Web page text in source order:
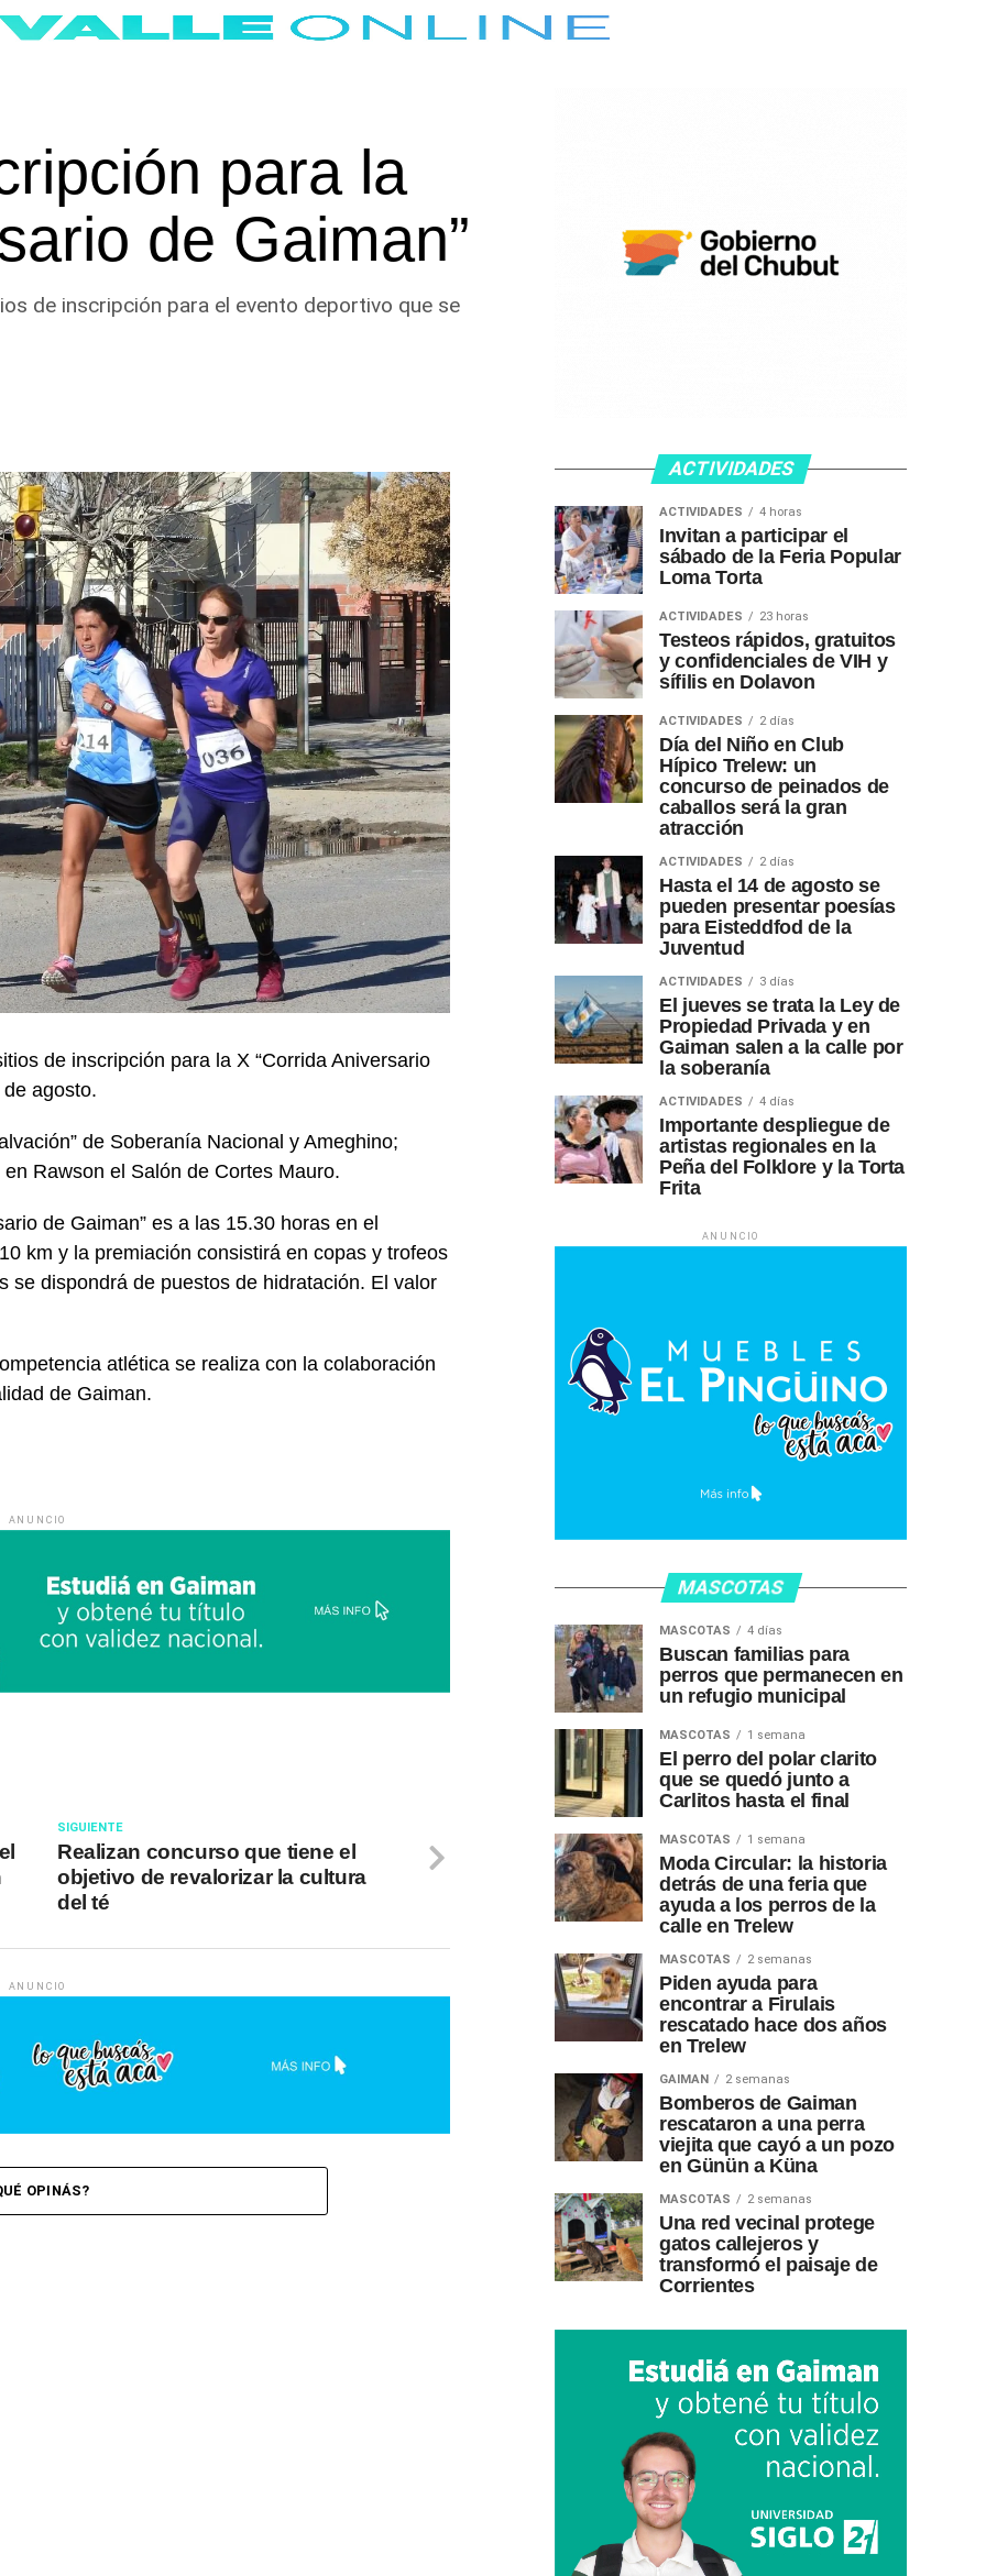
para la
de Gaiman”
de inscripción para el evento deportivo que se
de inscripción para la X “Corrida Aniversario
agosto.
de Soberanía Nacional y Ameghino;
Rawson el Salón de Cortes Mauro.
de Gaiman” es a las 15.30 horas en el
km y la premiación consistirá en copas y trofeos
se dispondrá de puestos de hidratación. El valor
atlética se realiza con la colaboración
de Gaiman.
ANUNCIO
SIGUIENTE
Realizan concurso que tiene el
objetivo de revalorizar la cultura
del té
ANUNCIO
OPINÁS?
ACTIVIDADES
ACTIVIDADES 4 horas
Invitan a participar el
sábado de la Feria Popular
Loma Torta
ACTIVIDADES 23 horas
Testeos rápidos, gratuitos
y confidenciales de VIH y
sífilis en Dolavon
ACTIVIDADES 2 días
Día del Niño en Club
Hípico Trelew: un
concurso de peinados de
caballos será la gran
atracción
ACTIVIDADES 2 días
Hasta el 14 de agosto se
pueden presentar poesías
para Eisteddfod de la
Juventud
ACTIVIDADES 3 días
El jueves se trata la Ley de
Propiedad Privada y en
Gaiman salen a la calle por
la soberanía
ACTIVIDADES 4 días
Importante despliegue de
artistas regionales en la
Peña del Folklore y la Torta
Frita
ANUNCIO
MASCOTAS
MASCOTAS 4 días
Buscan familias para
perros que permanecen en
un refugio municipal
MASCOTAS 1 semana
El perro del polar clarito
que se quedó junto a
Carlitos hasta el final
MASCOTAS 1 semana
Moda Circular: la historia
detrás de una feria que
ayuda a los perros de la
calle en Trelew
MASCOTAS 2 semanas
Piden ayuda para
encontrar a Firulais
rescatado hace dos años
en Trelew
GAIMAN 2 semanas
Bomberos de Gaiman
rescataron a una perra
viejita que cayó a un pozo
en Günün a Küna
MASCOTAS 2 semanas
Una red vecinal protege
gatos callejeros y
transformó el paisaje de
Corrientes